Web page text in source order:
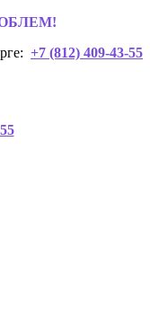
+7 (812) 409-43-55